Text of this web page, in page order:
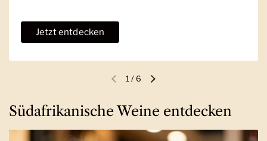
Jetzt entdecken
Vorherige FolieNächste Folie
1 /6
Südafrikanische Weine entdecken